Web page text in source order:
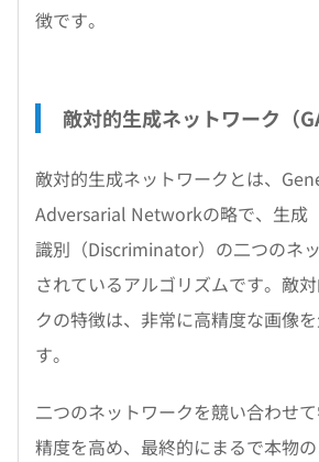
徴です。
敵対的生成ネットワーク（
敵対的生成ネットワークとは、
Adversarial Networkの略で、生成
識別（Discriminator）の二つのネ
されているアルゴリズムです。敵
クの特徴は、非常に高精度な画像
す。
二つのネットワークを競い合わせ
精度を高め、最終的にまるで本物